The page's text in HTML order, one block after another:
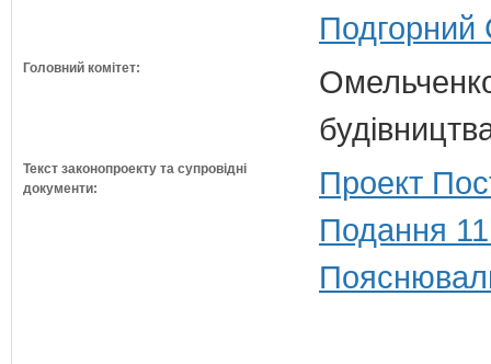
Подгорний
Головний комітет:
Текст законопроекту та супровідні
документи:
Проект
Подання